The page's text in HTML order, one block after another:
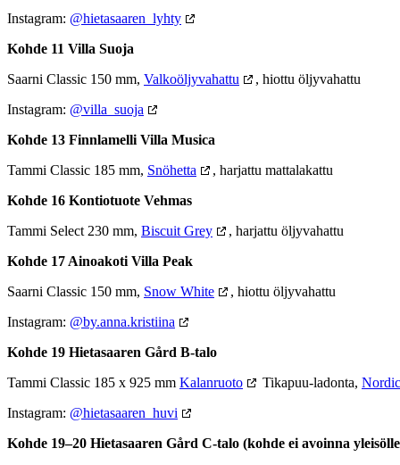
Instagram: @hietasaaren_lyhty
Kohde 11 Villa Suoja
Saarni Classic 150 mm, Valkoöljyvahattu
, hiottu öljyvahattu
Instagram: @villa_suoja
Kohde 13 Finnlamelli Villa Musica
Tammi Classic 185 mm, Snöhetta
, harjattu mattalakattu
Kohde 16 Kontiotuote Vehmas
Tammi Select 230 mm, Biscuit Grey
, harjattu öljyvahattu
Kohde 17 Ainoakoti Villa Peak
Saarni Classic 150 mm, Snow White
, hiottu öljyvahattu
Instagram: @by.anna.kristiina
Kohde 19 Hietasaaren Gård B-talo
Tammi Classic 185 x 925 mm Kalanruoto Tikapuu-ladonta, Nordic
Instagram: @hietasaaren_huvi
Kohde 19–20 Hietasaaren Gård C-talo (kohde ei avoinna